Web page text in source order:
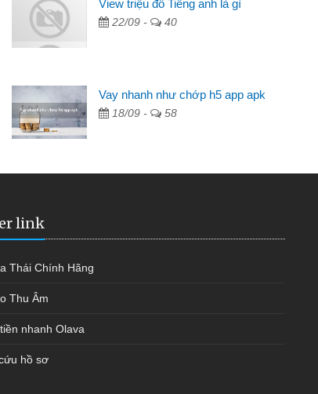
thủ tục nhanh gọn nên tôi quyết định vay
Minh Chánh
có 2 triệu để giải quyết việc riêng, trong 1-2 ngày tôi trả
thôi. Cảm ơn đã giúp tôi kịp thời và nhanh chóng
View triệu đô Tiếng anh là gì
22/09 - 40
Vay nhanh như chớp h5 app apk
18/09 - 58
link
Thái Chính Hãng
Thu Âm
nhanh Olava
hồ sơ